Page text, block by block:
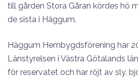
till gården Stora Gåran kördes hö
de sista i Häggum.
Häggum Hembygdsförening har
Länstyrelsen i Västra Götalands
för reservatet och har röjt av sly,